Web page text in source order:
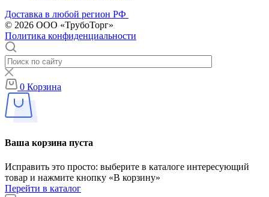
Доставка в любой регион РФ
© 2026 ООО «ТрубоТорг»
Политика конфиденциальности
0 Корзина
Ваша корзина пуста
Исправить это просто: выберите в каталоге интересующий
товар и нажмите кнопку «В корзину»
Перейти в каталог